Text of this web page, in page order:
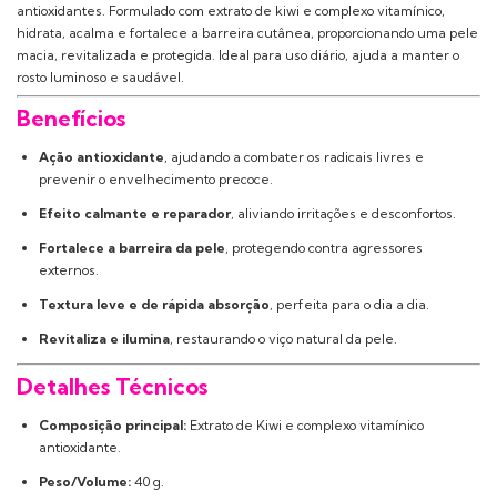
antioxidantes. Formulado com extrato de kiwi e complexo vitamínico,
hidrata, acalma e fortalece a barreira cutânea, proporcionando uma pele
macia, revitalizada e protegida. Ideal para uso diário, ajuda a manter o
rosto luminoso e saudável.
Benefícios
Ação antioxidante, ajudando a combater os radicais livres e
prevenir o envelhecimento precoce.
Efeito calmante e reparador, aliviando irritações e desconfortos.
Fortalece a barreira da pele, protegendo contra agressores
externos.
Textura leve e de rápida absorção, perfeita para o dia a dia.
Revitaliza e ilumina, restaurando o viço natural da pele.
Detalhes Técnicos
Composição principal: Extrato de Kiwi e complexo vitamínico
antioxidante.
Peso/Volume: 40 g.